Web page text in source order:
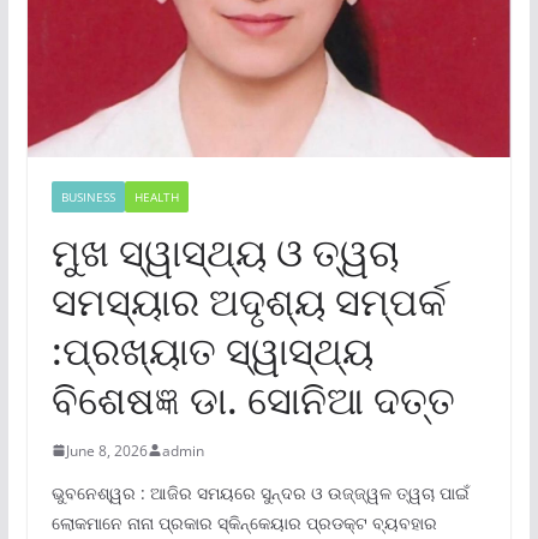
BUSINESS HEALTH
ମୁଖ ସ୍ୱାସ୍ଥ୍ୟ ଓ ତ୍ୱଚା
ସମସ୍ୟାର ଅଦୃଶ୍ୟ ସମ୍ପର୍କ
:ପ୍ରଖ୍ୟାତ ସ୍ୱାସ୍ଥ୍ୟ
ବିଶେଷଜ୍ଞ ଡା. ସୋନିଆ ଦତ୍ତ
June 8, 2026 admin
ଭୁବନେଶ୍ୱର : ଆଜିର ସମୟରେ ସୁନ୍ଦର ଓ ଉଜ୍ଜ୍ୱଳ ତ୍ୱଚା ପାଇଁ
ଲୋକମାନେ ନାନା ପ୍ରକାର ସ୍କିନ୍‌କେୟାର ପ୍ରଡକ୍ଟ ବ୍ୟବହାର